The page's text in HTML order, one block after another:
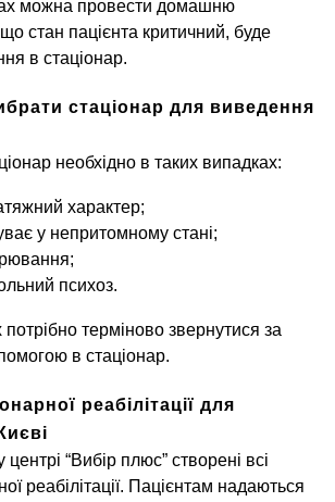
можна провести домашню
стан пацієнта критичний, буде
в стаціонар.
стаціонар для виведення
необхідно в таких випадках:
характер;
у непритомному стані;
психоз.
терміново звернутися за
в стаціонар.
реабілітації для
“Вибір плюс” створені всі
реабілітації. Пацієнтам надаються